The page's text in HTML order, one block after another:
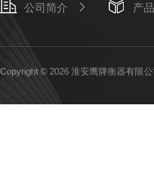
公司简介 产
Copyright © 2026 淮安鹰牌衡器有限